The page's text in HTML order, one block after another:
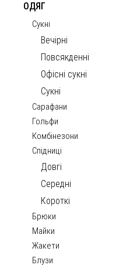
ОДЯГ
Сукні
Вечірні
Повсякденні
Офісні сукні
Сукні
Сарафани
Гольфи
Комбінезони
Спідниці
Довгі
Середні
Короткі
Брюки
Майки
Жакети
Блузи